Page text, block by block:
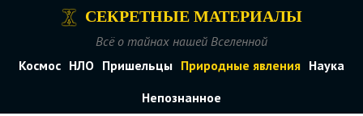
СЕКРЕТНЫЕ МАТЕРИАЛЫ
Всё о тайнах нашей Вселенной
Космос НЛО Пришельцы Природные явления Наука
Непознанное